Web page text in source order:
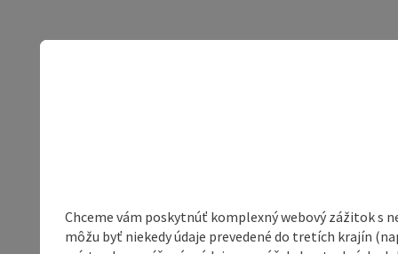
Chceme vám poskytnúť komplexný webový zážitok s
môžu byť niekedy údaje prevedené do tretích krajín